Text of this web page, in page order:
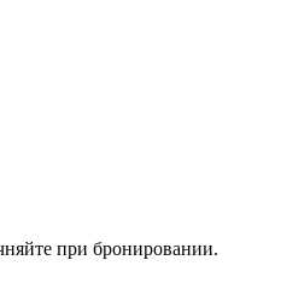
при бронировании.